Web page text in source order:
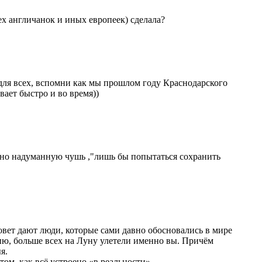
англичанок и иных европеек) сделала?
всех, вспомни как мы прошлом году Краснодарского
быстро и во время))
надуманную чушь ,"лишь бы попытаться сохранить
дают люди, которые сами давно обосновались в мире
больше всех на Луну улетели именно вы. Причём